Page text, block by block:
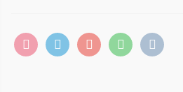
instagramtelegramyoutubewhatsappvkontakte